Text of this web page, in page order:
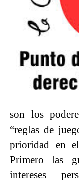
son los
“reglas de
prioridad en
Primero las
intereses